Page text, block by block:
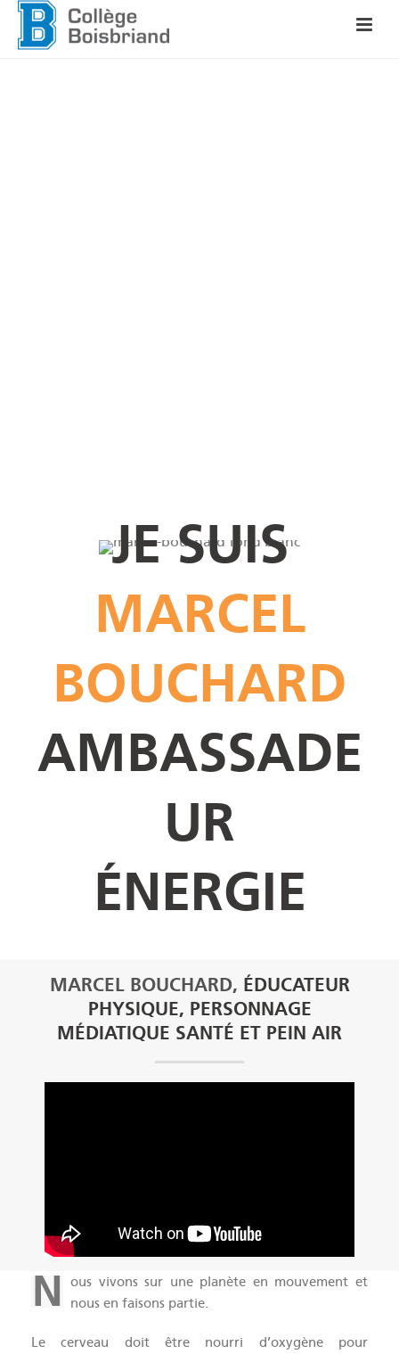
JE SUIS
MARCEL
BOUCHARD
AMBASSADE
UR
ÉNERGIE
MARCEL BOUCHARD, ÉDUCATEUR
PHYSIQUE, PERSONNAGE
MÉDIATIQUE SANTÉ ET PEIN AIR
N
ous vivons sur une planète en mouvement et
nous en faisons partie.
Le cerveau doit être nourri d’oxygène pour